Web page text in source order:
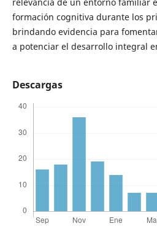
formación cognitiva durante los
brindando evidencia para
a potenciar el desarrollo integral
Descargas